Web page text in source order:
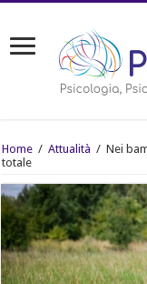
Home / Attualità / Nei
totale